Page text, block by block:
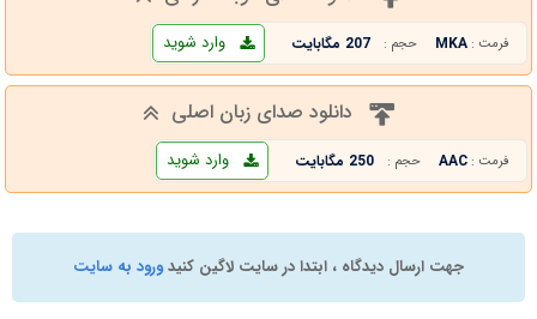
فرمت : MKA حجم : 207 مگابایت وارد شوید
دانلود صدای زبان اصلی
فرمت : AAC حجم : 250 مگابایت وارد شوید
جهت ارسال دیدگاه ، ابتدا در سایت لاگین کنیدورود به سایت